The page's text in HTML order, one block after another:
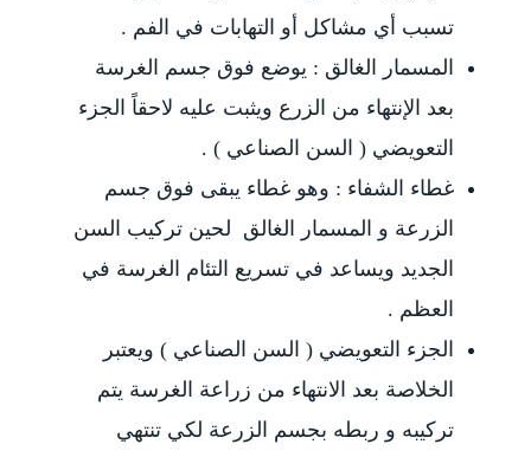
تسبب أي مشاكل أو التهابات في الفم .
المسمار الغالق : يوضع فوق جسم الغرسة
بعد الإنتهاء من الزرع ويثبت عليه لاحقاً الجزء
التعويضي ( السن الصناعي ) .
غطاء الشفاء : وهو غطاء يبقى فوق جسم
الزرعة و المسمار الغالق لحين تركيب السن
الجديد ويساعد في تسريع التئام الغرسة في
العظم .
الجزء التعويضي ( السن الصناعي ) ويعتبر
الخلاصة بعد الانتهاء من زراعة الغرسة يتم
تركيبه و ربطه بجسم الزرعة لكي تنتهي